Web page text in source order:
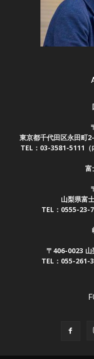
東京都千代田区永田町
TEL：03-3581-5111
富
山梨県富
TEL：0555-
〒406-0023
TEL：055-